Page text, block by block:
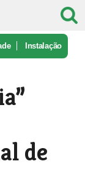
Instalação
de